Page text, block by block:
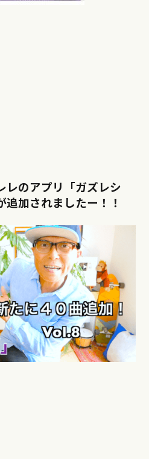
レのアプリ「ガズレシ
加されましたー！！